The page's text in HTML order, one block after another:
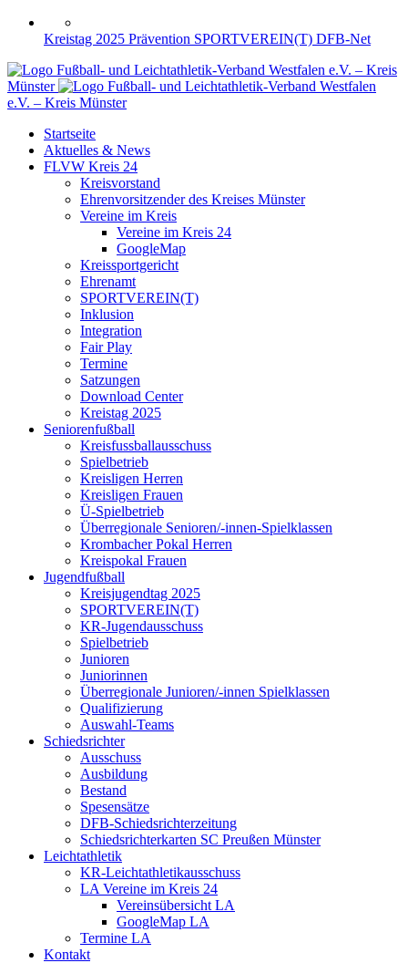
Kreistag 2025 Prävention SPORTVEREIN(T) DFB-Net
Fußball- und Leichtathletik-Verband Westfalen e.V. – Kreis
Münster
Fußball- und Leichtathletik-Verband Westfalen
e.V. – Kreis Münster
Startseite
Aktuelles & News
FLVW Kreis 24
Kreisvorstand
Ehrenvorsitzender des Kreises Münster
Vereine im Kreis
Vereine im Kreis 24
GoogleMap
Kreissportgericht
Ehrenamt
SPORTVEREIN(T)
Inklusion
Integration
Fair Play
Termine
Satzungen
Download Center
Kreistag 2025
Seniorenfußball
Kreisfussballausschuss
Spielbetrieb
Kreisligen Herren
Kreisligen Frauen
Ü-Spielbetrieb
Überregionale Senioren/-innen-Spielklassen
Krombacher Pokal Herren
Kreispokal Frauen
Jugendfußball
Kreisjugendtag 2025
SPORTVEREIN(T)
KR-Jugendausschuss
Spielbetrieb
Junioren
Juniorinnen
Überregionale Junioren/-innen Spielklassen
Qualifizierung
Auswahl-Teams
Schiedsrichter
Ausschuss
Ausbildung
Bestand
Spesensätze
DFB-Schiedsrichterzeitung
Schiedsrichterkarten SC Preußen Münster
Leichtathletik
KR-Leichtathletikausschuss
LA Vereine im Kreis 24
Vereinsübersicht LA
GoogleMap LA
Termine LA
Kontakt